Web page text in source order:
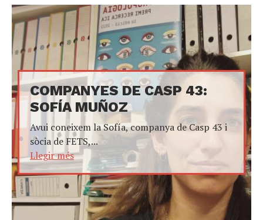
COMPANYES DE CASP 43:
SOFÍA MUÑOZ
Avui coneixem la Sofía, companya de Casp 43 i
sòcia de FETS,...
Llegir més